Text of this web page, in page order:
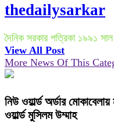
thedailysarkar
দৈনিক সরকার পত্রিকা ১৯৯১
View All Post
More News Of This
নিউ ওয়ার্ল্ড অর্ডার
ওয়ার্ল্ড মুসিলম উম্মাহ